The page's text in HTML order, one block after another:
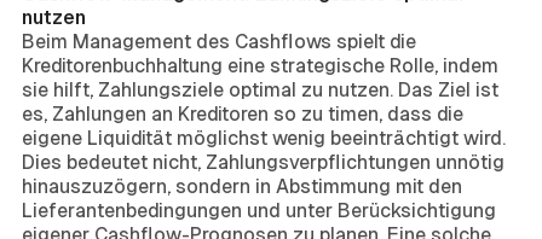
nutzen
Beim Management des Cashflows spielt die
Kreditorenbuchhaltung eine strategische Rolle, indem
sie hilft, Zahlungsziele optimal zu nutzen. Das Ziel ist
es, Zahlungen an Kreditoren so zu timen, dass die
eigene Liquidität möglichst wenig beeinträchtigt wird.
Dies bedeutet nicht, Zahlungsverpflichtungen unnötig
hinauszuzögern, sondern in Abstimmung mit den
Lieferantenbedingungen und unter Berücksichtigung